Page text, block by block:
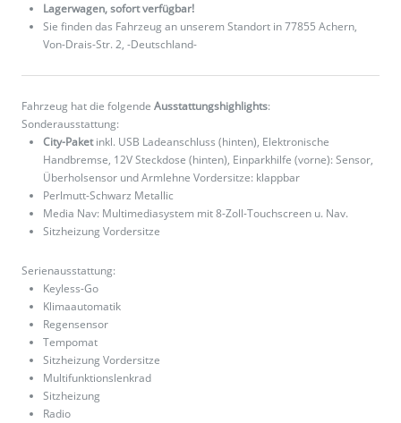
Lagerwagen, sofort verfügbar!
Sie finden das Fahrzeug an unserem Standort in 77855 Achern,
Von-Drais-Str. 2, -Deutschland-
Fahrzeug hat die folgende Ausstattungshighlights:
Sonderausstattung:
City-Paketinkl. USB Ladeanschluss (hinten), Elektronische
Handbremse, 12V Steckdose (hinten), Einparkhilfe (vorne): Sensor,
Überholsensor und Armlehne Vordersitze: klappbar
Perlmutt-Schwarz Metallic
Media Nav: Multimediasystem mit 8-Zoll-Touchscreen u. Nav.
Sitzheizung Vordersitze
Serienausstattung:
Keyless-Go
Klimaautomatik
Regensensor
Tempomat
Sitzheizung Vordersitze
Multifunktionslenkrad
Sitzheizung
Radio